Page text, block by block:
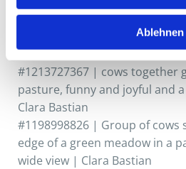
Ablehnen
green field spring meadow |
#180956307 | Four young
driftlessstudio
#1213727367 | cows together
pasture, funny and joyful and
Clara Bastian
#1198998826 | Group of
edge of a green meadow in a
wide view | Clara Bastian